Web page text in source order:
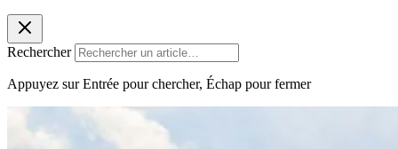
Rechercher
Appuyez sur Entrée pour chercher, Échap pour fermer